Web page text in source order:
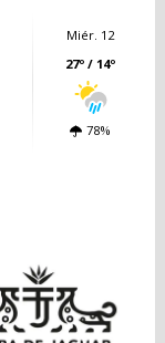
Miér. 12
27º / 14º
78%